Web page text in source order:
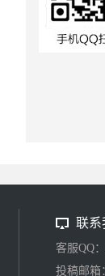
联系
客服QQ
投稿邮箱